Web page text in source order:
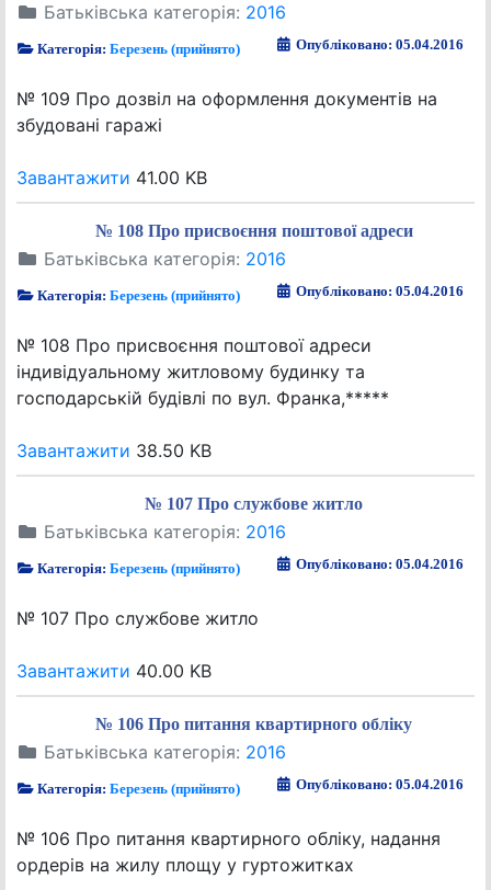
Батьківська категорія: 2016
Категорія:Березень (прийнято) Опубліковано: 05.04.2016
№ 109 Про дозвіл на оформлення документів на
збудовані гаражі
Завантажити 41.00 KB
№ 108 Про присвоєння поштової адреси
Батьківська категорія: 2016
Категорія:Березень (прийнято) Опубліковано: 05.04.2016
№ 108 Про присвоєння поштової адреси
індивідуальному житловому будинку та
господарській будівлі по вул. Франка,*****
Завантажити 38.50 KB
№ 107 Про службове житло
Батьківська категорія: 2016
Категорія:Березень (прийнято) Опубліковано: 05.04.2016
№ 107 Про службове житло
Завантажити 40.00 KB
№ 106 Про питання квартирного обліку
Батьківська категорія: 2016
Категорія:Березень (прийнято) Опубліковано: 05.04.2016
№ 106 Про питання квартирного обліку, надання
ордерів на жилу площу у гуртожитках